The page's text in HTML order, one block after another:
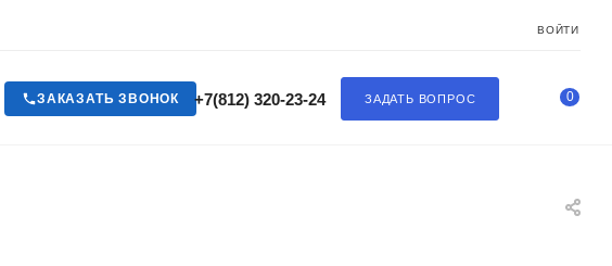
ВОЙТИ
ЗАДАТЬ ВОПРОС
+7(812) 320-23-24
ЗАКАЗАТЬ ЗВОНОК 0